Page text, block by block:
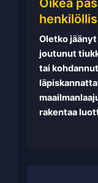
Oletko
joutunut
tai
rakentaa